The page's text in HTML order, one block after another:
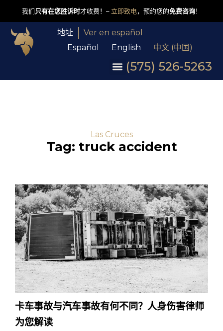
我们只有在您胜诉时才收费！– 立即致电，预约您的免费咨询！
地址
Ver en español
Español
English 中文 (中国)
(575) 526-5263
Las Cruces
Tag: truck accident
卡车事故与汽车事故有何不同？人身伤害律师
为您解读